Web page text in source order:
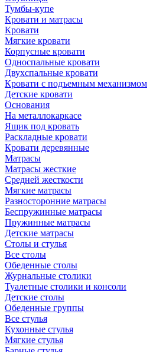
Тумбы-купе
Кровати и матрасы
Кровати
Мягкие кровати
Корпусные кровати
Односпальные кровати
Двухспальные кровати
Кровати с подъемным механизмом
Детские кровати
Основания
На металлокаркасе
Ящик под кровать
Раскладные кровати
Кровати деревянные
Матрасы
Матрасы жесткие
Средней жесткости
Мягкие матрасы
Разносторонние матрасы
Беспружинные матрасы
Пружинные матрасы
Детские матрасы
Столы и стулья
Все столы
Обеденные столы
Журнальные столики
Туалетные столики и консоли
Детские столы
Обеденные группы
Все стулья
Кухонные стулья
Мягкие стулья